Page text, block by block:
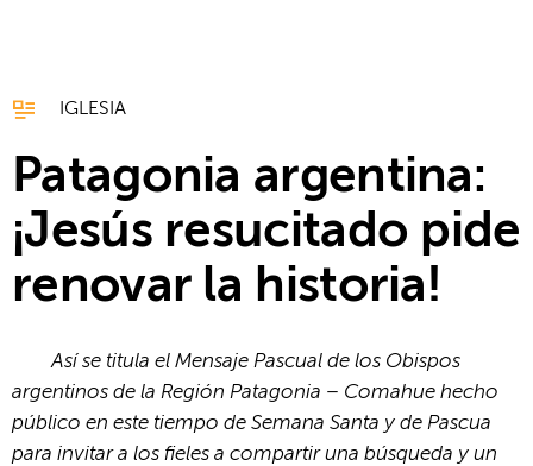
IGLESIA
Patagonia argentina:
¡Jesús resucitado pide
renovar la historia!
Así se titula el Mensaje Pascual de los Obispos
argentinos de la Región Patagonia – Comahue hecho
público en este tiempo de Semana Santa y de Pascua
para invitar a los fieles a compartir una búsqueda y un